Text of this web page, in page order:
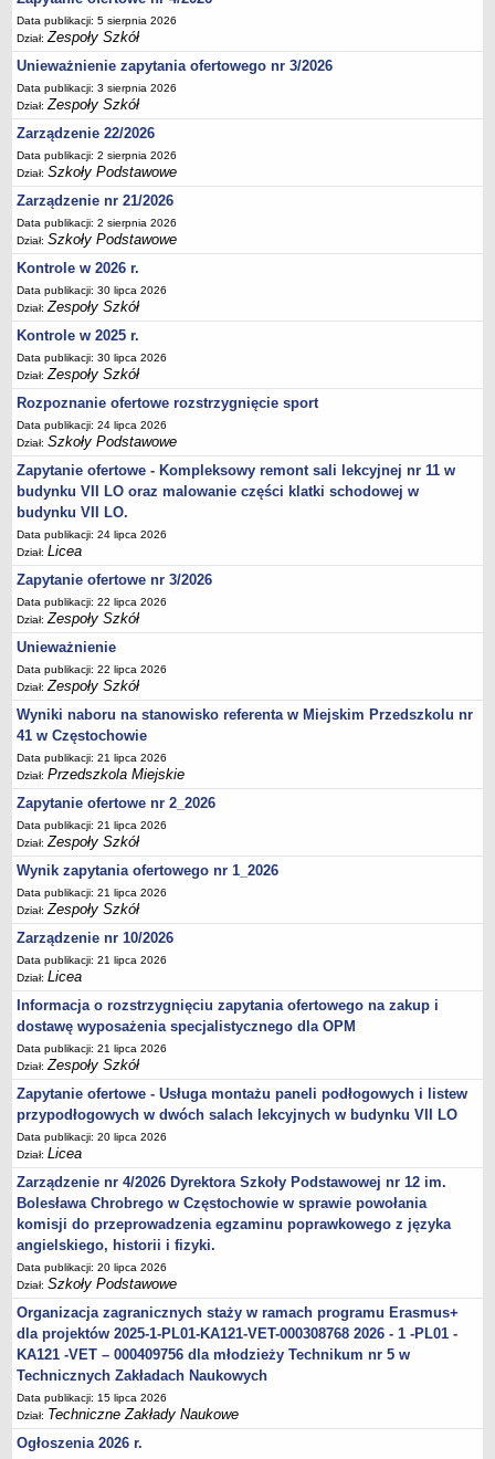
PORADNIE PSYCHOLOGICZNO-PEDAGOGICZNE
Zespół Poradni
BIURO FINANSÓW OŚWIATY
Dane podstawowe
Statut
Majątek
Godziny dyżurów
Ogłoszenia
Zarządzenia
Rejestry, ewidencje, archiwa
Kontrole
PONOWNE WYKORZYSTYWANIE
Deklaracja dostępności
DEKLARACJA DOSTĘPNOŚCI
OŚWIADCZENIA MAJĄTKOWE
PONOWNE WYKORZYSTYWANIE
UDOSTĘPNIANIE INFORMACJI PUBLICZNEJ
OCHRONA DANYCH OSOBOWYCH
Data publikacji: 5 sierpnia 2026
Dział:Zespoły Szkół
Unieważnienie zapytania ofertowego nr 3/2026
Data publikacji: 3 sierpnia 2026
Dział:Zespoły Szkół
Zarządzenie 22/2026
Data publikacji: 2 sierpnia 2026
Dział:Szkoły Podstawowe
Zarządzenie nr 21/2026
Data publikacji: 2 sierpnia 2026
Dział:Szkoły Podstawowe
Kontrole w 2026 r.
Data publikacji: 30 lipca 2026
Dział:Zespoły Szkół
Kontrole w 2025 r.
Data publikacji: 30 lipca 2026
Dział:Zespoły Szkół
Rozpoznanie ofertowe rozstrzygnięcie sport
Data publikacji: 24 lipca 2026
Dział:Szkoły Podstawowe
Zapytanie ofertowe - Kompleksowy remont sali lekcyjnej nr 11 w
budynku VII LO oraz malowanie części klatki schodowej w
budynku VII LO.
Data publikacji: 24 lipca 2026
Dział:Licea
Zapytanie ofertowe nr 3/2026
Data publikacji: 22 lipca 2026
Dział:Zespoły Szkół
Unieważnienie
Data publikacji: 22 lipca 2026
Dział:Zespoły Szkół
Wyniki naboru na stanowisko referenta w Miejskim Przedszkolu nr
41 w Częstochowie
Data publikacji: 21 lipca 2026
Dział:Przedszkola Miejskie
Zapytanie ofertowe nr 2_2026
Data publikacji: 21 lipca 2026
Dział:Zespoły Szkół
Wynik zapytania ofertowego nr 1_2026
Data publikacji: 21 lipca 2026
Dział:Zespoły Szkół
Zarządzenie nr 10/2026
Data publikacji: 21 lipca 2026
Dział:Licea
Informacja o rozstrzygnięciu zapytania ofertowego na zakup i
dostawę wyposażenia specjalistycznego dla OPM
Data publikacji: 21 lipca 2026
Dział:Zespoły Szkół
Zapytanie ofertowe - Usługa montażu paneli podłogowych i listew
przypodłogowych w dwóch salach lekcyjnych w budynku VII LO
Data publikacji: 20 lipca 2026
Dział:Licea
Zarządzenie nr 4/2026 Dyrektora Szkoły Podstawowej nr 12 im.
Bolesława Chrobrego w Częstochowie w sprawie powołania
komisji do przeprowadzenia egzaminu poprawkowego z języka
angielskiego, historii i fizyki.
Data publikacji: 20 lipca 2026
Dział:Szkoły Podstawowe
Organizacja zagranicznych staży w ramach programu Erasmus+
dla projektów 2025-1-PL01-KA121-VET-000308768 2026 - 1 -PL01 -
KA121 -VET – 000409756 dla młodzieży Technikum nr 5 w
Technicznych Zakładach Naukowych
Data publikacji: 15 lipca 2026
Dział: Techniczne Zakłady Naukowe
Ogłoszenia 2026 r.